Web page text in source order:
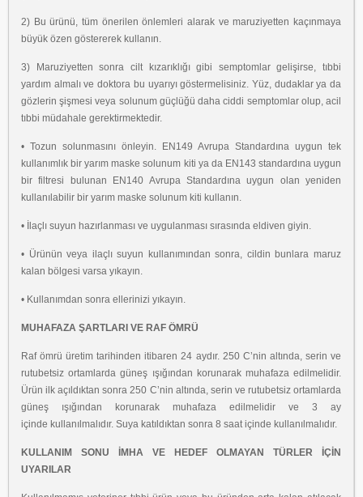
2) Bu ürünü, tüm önerilen önlemleri alarak ve maruziyetten kaçınmaya
büyük özen göstererek kullanın.
3) Maruziyetten sonra cilt kızarıklığı gibi semptomlar gelişirse, tıbbi
yardım almalı vedoktora bu uyarıyı göstermelisiniz. Yüz, dudaklar ya da
gözlerin şişmesi veya solunum güçlüğü daha ciddi semptomlar olup, acil
tıbbi müdahale gerektirmektedir.
• Tozun solunmasını önleyin. EN149 Avrupa Standardına uygun tek
kullanımlık biryarım maske solunum kiti ya da EN143 standardına uygun
bir filtresi bulunan EN140 Avrupa Standardına uygun olan yeniden
kullanılabilir bir yarım maske solunum kiti kullanın.
• İlaçlı suyun hazırlanması ve uygulanması sırasında eldiven giyin.
• Ürünün veya ilaçlı suyun kullanımından sonra, cildin bunlara maruz
kalan bölgesi varsa yıkayın.
• Kullanımdan sonra ellerinizi yıkayın.
MUHAFAZA ŞARTLARI VE RAF ÖMRÜ
Raf ömrü üretim tarihinden itibaren 24 aydır. 250 C’nin altında, serin ve
rutubetsiz ortamlardagüneş ışığından korunarak muhafaza edilmelidir.
Ürün ilk açıldıktan sonra 250 C’nin altında, serin ve rutubetsiz ortamlarda
güneş ışığından korunarak muhafaza edilmelidir ve 3 ay
içinde kullanılmalıdır. Suya katıldıktan sonra 8 saat içinde kullanılmalıdır.
KULLANIM SONU İMHA VE HEDEF OLMAYAN TÜRLER İÇİN
UYARILAR